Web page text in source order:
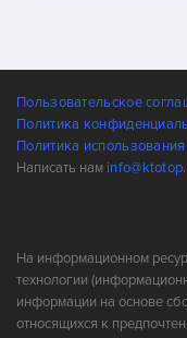
Пользовательское
Политика
Политика
Написать нам
На информационном
технологии
информации на основе
относящихся к